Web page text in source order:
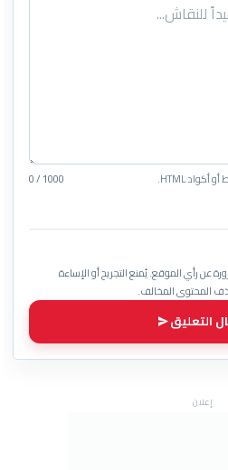
0 / 1000
عن رأي الموقع. يُمنع التجريح أو الإساءة
المحتوى المخالف.
التعليق
إعلان